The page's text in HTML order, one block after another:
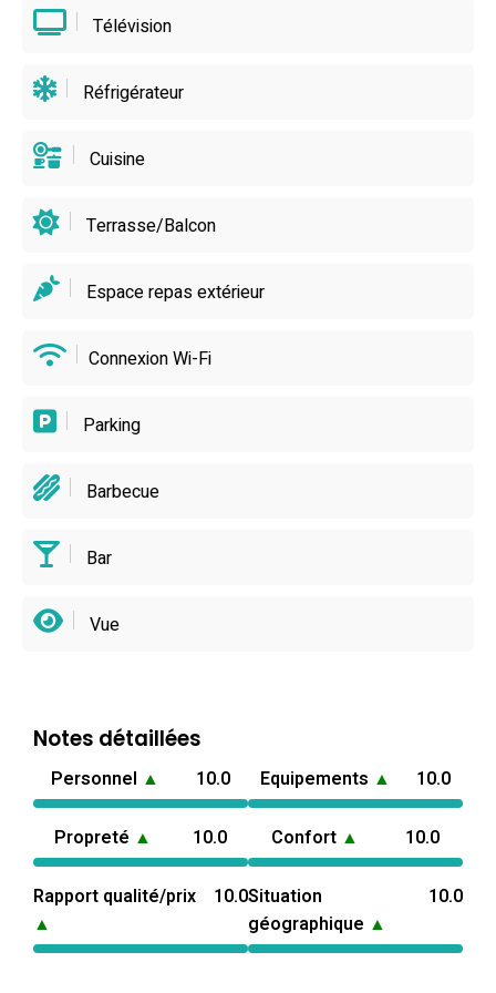
Télévision
Réfrigérateur
Cuisine
Terrasse/Balcon
Espace repas extérieur
Connexion Wi-Fi
Parking
Barbecue
Bar
Vue
Notes détaillées
Personnel ▲ 10.0 Equipements ▲ 10.0
Propreté ▲ 10.0 Confort ▲ 10.0
Rapport qualité/prix
▲
10.0Situation
géographique ▲
10.0